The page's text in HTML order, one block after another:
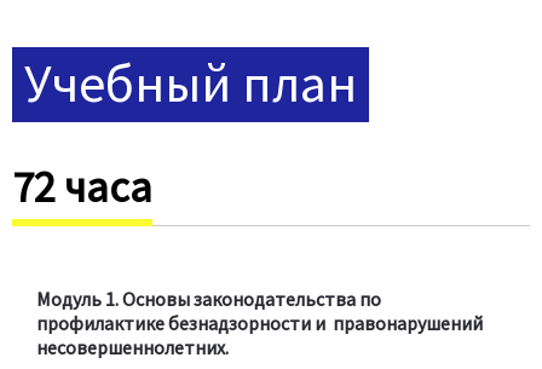
Учебный план
72 часа
Модуль 1. Основы законодательства по
профилактике безнадзорности и правонарушений
несовершеннолетних.